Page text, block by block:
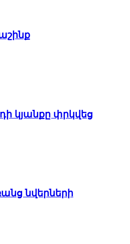
կյանքը փրկվեց
նվերների